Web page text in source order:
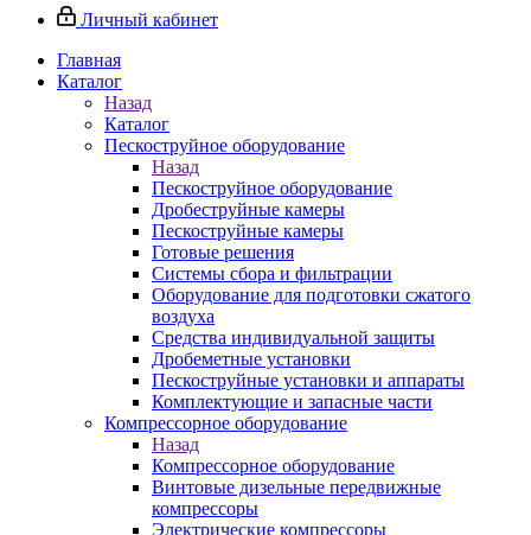
Личный кабинет
Главная
Каталог
Назад
Каталог
Пескоструйное оборудование
Назад
Пескоструйное оборудование
Дробеструйные камеры
Пескоструйные камеры
Готовые решения
Системы сбора и фильтрации
Оборудование для подготовки сжатого
воздуха
Средства индивидуальной защиты
Дробеметные установки
Пескоструйные установки и аппараты
Комплектующие и запасные части
Компрессорное оборудование
Назад
Компрессорное оборудование
Винтовые дизельные передвижные
компрессоры
Электрические компрессоры